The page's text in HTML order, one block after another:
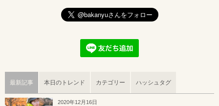
最新記事 本日のトレンド カテゴリー ハッシュタグ
2020年12月16日